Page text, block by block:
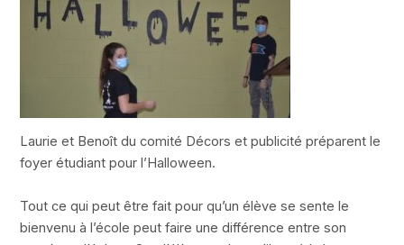
Laurie et Benoît du comité Décors et publicité préparent le
foyer étudiant pour l’Halloween.
Tout ce qui peut être fait pour qu’un élève se sente le
bienvenu à l’école peut faire une différence entre son